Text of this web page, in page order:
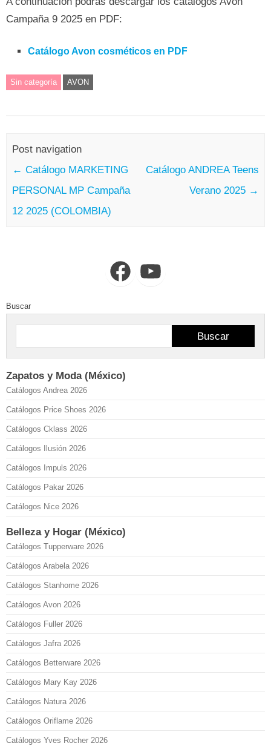
Campaña 9 2025 en PDF:
Catálogo Avon cosméticos en PDF
Sin categoría AVON
Post navigation
← Catálogo MARKETING
PERSONAL MP Campaña
12 2025 (COLOMBIA)
Catálogo ANDREA Teens
Verano 2025 →
FacebookYouTube
Buscar
Buscar
Zapatos y Moda (México)
Catálogos Andrea 2026
Catálogos Price Shoes 2026
Catálogos Cklass 2026
Catálogos Ilusión 2026
Catálogos Impuls 2026
Catálogos Pakar 2026
Catálogos Nice 2026
Belleza y Hogar (México)
Catálogos Tupperware 2026
Catálogos Arabela 2026
Catálogos Stanhome 2026
Catálogos Avon 2026
Catálogos Fuller 2026
Catálogos Jafra 2026
Catálogos Betterware 2026
Catálogos Mary Kay 2026
Catálogos Natura 2026
Catálogos Oriflame 2026
Catálogos Yves Rocher 2026